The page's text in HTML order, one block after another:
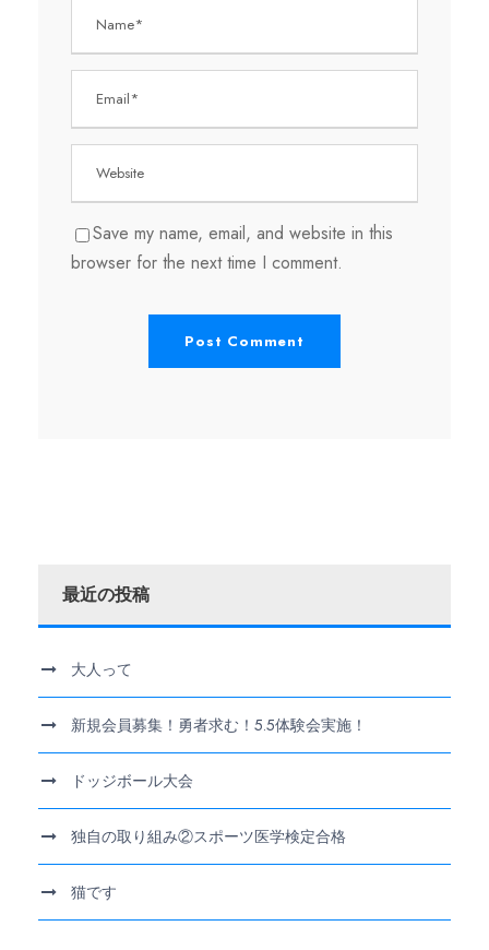
Save my name, email, and website in this
browser for the next time I comment.
最近の投稿
大人って
新規会員募集！勇者求む！5.5体験会実施！
ドッジボール大会
独自の取り組み②スポーツ医学検定合格
猫です